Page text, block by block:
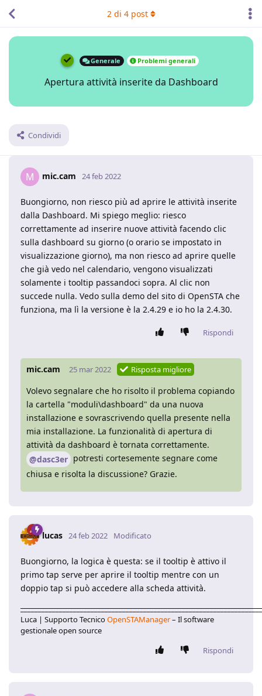
Generale Problemi generali
Apertura attività inserite da Dashboard
Condividi
2di 4post
M mic.cam 24 feb 2022
Buongiorno, non riesco più ad aprire le attività inserite
dalla Dashboard. Mi spiego meglio: riesco
correttamente ad inserire nuove attività facendo clic
sulla dashboard su giorno (o orario se impostato in
visualizzazione giorno), ma non riesco ad aprire quelle
che già vedo nel calendario, vengono visualizzati
solamente i tooltip passandoci sopra. Al clic non
succede nulla. Vedo sulla demo del sito di OpenSTA che
funziona, ma lì la versione è la 2.4.29 e io ho la 2.4.30.
Rispondi
mic.cam 25 mar 2022 Risposta migliore
Volevo segnalare che ho risolto il problema copiando
la cartella "moduli\dashboard" da una nuova
installazione e sovrascrivendo quella presente nella
mia installazione. La funzionalità di apertura di
attività da dashboard è tornata correttamente.
@dasc3er potresti cortesemente segnare come
chiusa e risolta la discussione? Grazie.
lucas 24 feb 2022 Modificato
Buongiorno, la logica è questa: se il tooltip è attivo il
primo tap serve per aprire il tooltip mentre con un
doppio tap si può accedere alla scheda attività.
Luca | Supporto TecnicoOpenSTAManager– Il software
gestionale open source
Rispondi